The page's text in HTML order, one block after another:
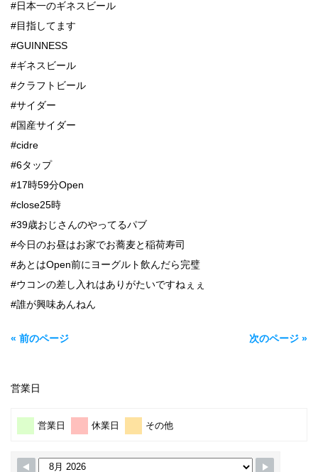
#日本一のギネスビール
#目指してます
#GUINNESS
#ギネスビール
#クラフトビール
#サイダー
#国産サイダー
#cidre
#6タップ
#17時59分Open
#close25時
#39歳おじさんのやってるパブ
#今日のお昼はお家でお蕎麦と稲荷寿司
#あとはOpen前にヨーグルト飲んだら完璧
#ウコンの差し入れはありがたいですねぇぇ
#誰が興味あんねん
« 前のページ 次のページ »
営業日
営業日 休業日 その他